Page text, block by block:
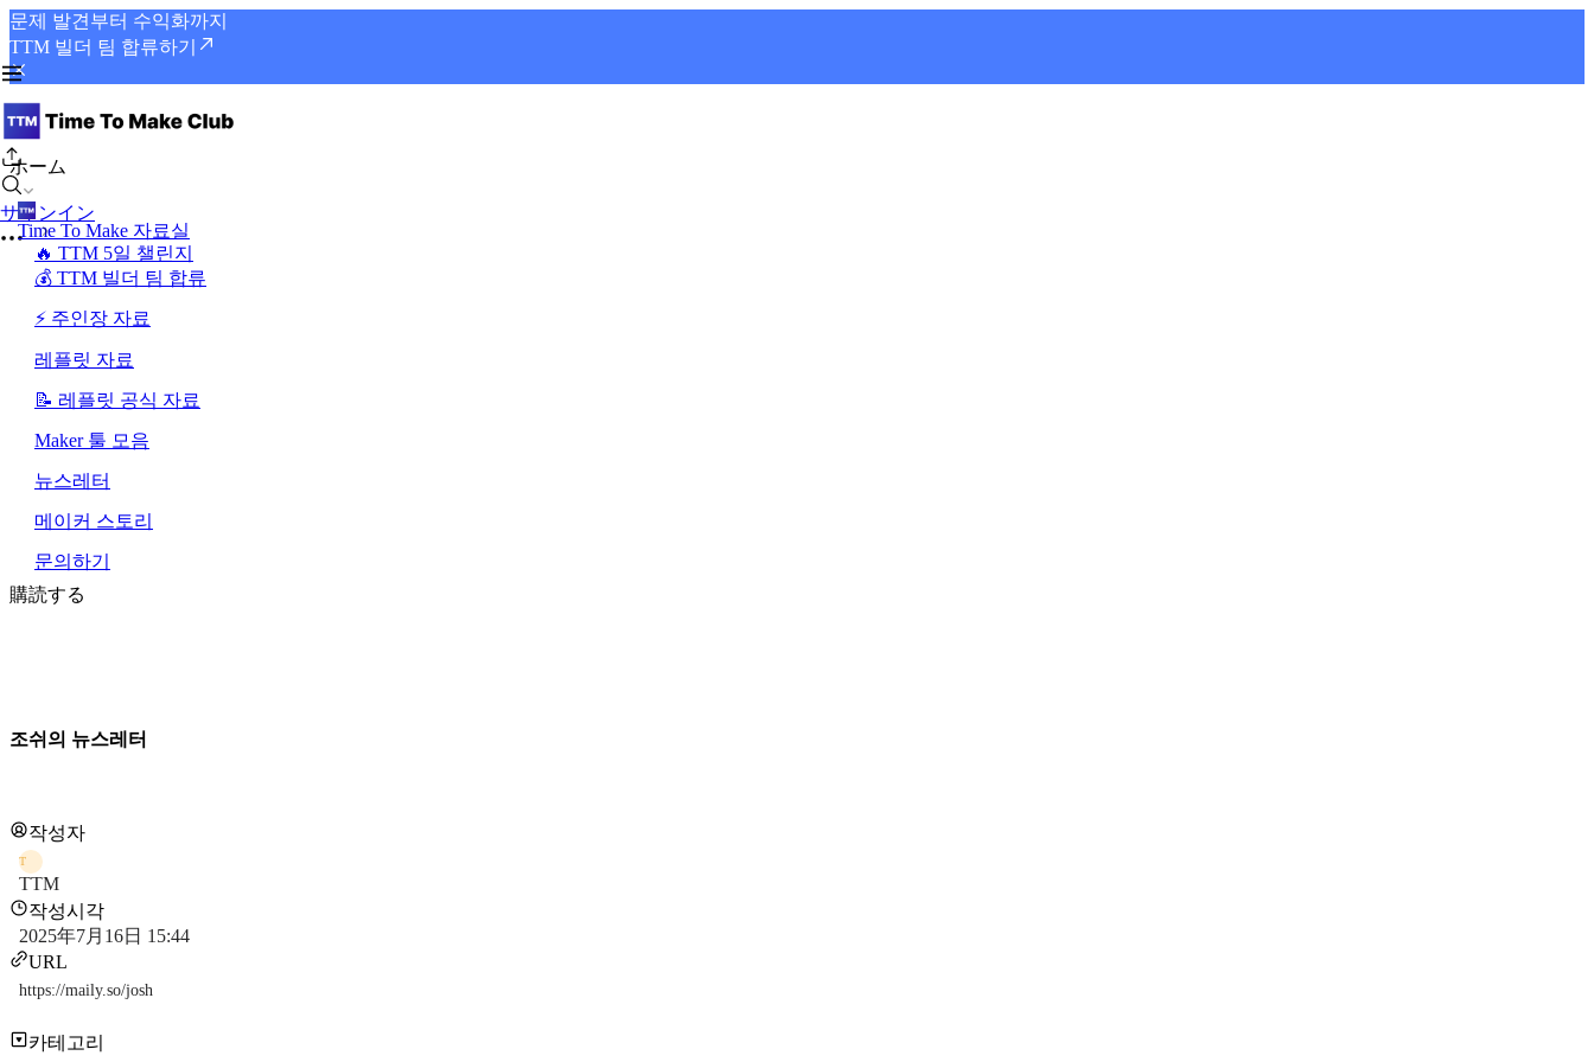
문제 발견부터 수익화까지
TTM 빌더 팀 합류하기
サインイン
ホーム
Time To Make 자료실
🔥 TTM 5일 챌린지
💰 TTM 빌더 팀 합류
⚡ 주인장 자료
레플릿 자료
📝 레플릿 공식 자료
Maker 툴 모음
뉴스레터
메이커 스토리
문의하기
購読する
조쉬의 뉴스레터
작성자
T
TTM
작성시각
2025年7月16日 15:44
URL
https://maily.so/josh
카테고리